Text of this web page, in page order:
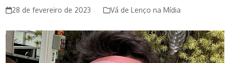
28 de fevereiro de 2023 Vá de Lenço na Mídia